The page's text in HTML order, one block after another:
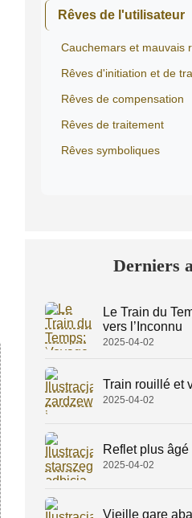
Rêves de l'utilisateur
Cauchemars et mauvais
Rêves d'initiation et de
Rêves de compensation
Rêves de traitement
Rêves symboliques
Derniers
Le Train du
vers l’Inconnu
2025-04-02
Train rouillé et
2025-04-02
Reflet plus âgé
2025-04-02
Vieille gare